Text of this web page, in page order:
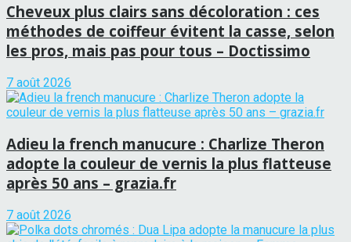
Cheveux plus clairs sans décoloration : ces
méthodes de coiffeur évitent la casse, selon
les pros, mais pas pour tous – Doctissimo
7 août 2026
Adieu la french manucure : Charlize Theron
adopte la couleur de vernis la plus flatteuse
après 50 ans – grazia.fr
7 août 2026